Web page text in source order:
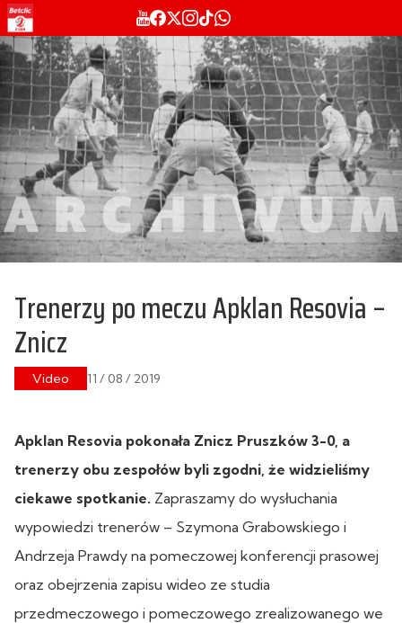
Trenerzy po meczu Apklan Resovia –
Znicz
Video 11 / 08 / 2019
Apklan Resovia pokonała Znicz Pruszków 3-0, a
trenerzy obu zespołów byli zgodni, że widzieliśmy
ciekawe spotkanie. Zapraszamy do wysłuchania
wypowiedzi trenerów – Szymona Grabowskiego i
Andrzeja Prawdy na pomeczowej konferencji prasowej
oraz obejrzenia zapisu wideo ze studia
przedmeczowego i pomeczowego zrealizowanego we